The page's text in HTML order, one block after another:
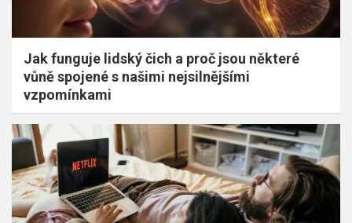
Jak funguje lidský čich a proč jsou některé
vůně spojené s našimi nejsilnějšími
vzpomínkami